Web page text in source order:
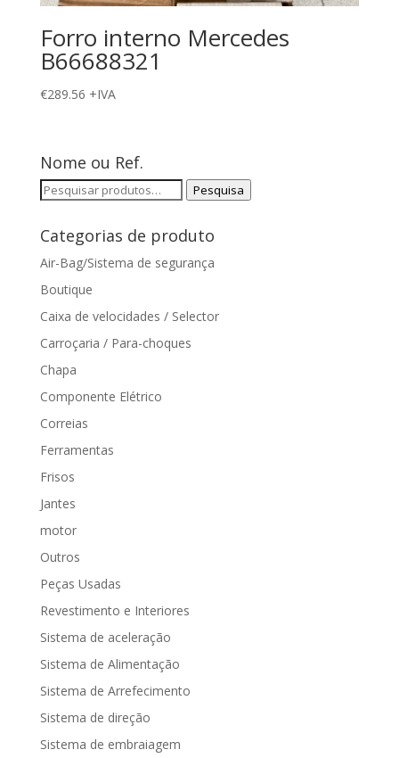
Forro interno Mercedes
B66688321
€289.56 +IVA
Nome ou Ref.
Pesquisar
Pesquisa
Categorias de produto
Air-Bag/Sistema de segurança
Boutique
Caixa de velocidades / Selector
Carroçaria / Para-choques
Chapa
Componente Elétrico
Correias
Ferramentas
Frisos
Jantes
motor
Outros
Peças Usadas
Revestimento e Interiores
Sistema de aceleração
Sistema de Alimentação
Sistema de Arrefecimento
Sistema de direção
Sistema de embraiagem